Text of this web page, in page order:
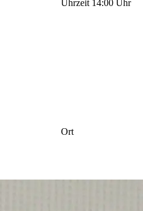
Uhrzeit 14:00 Uhr
Ort